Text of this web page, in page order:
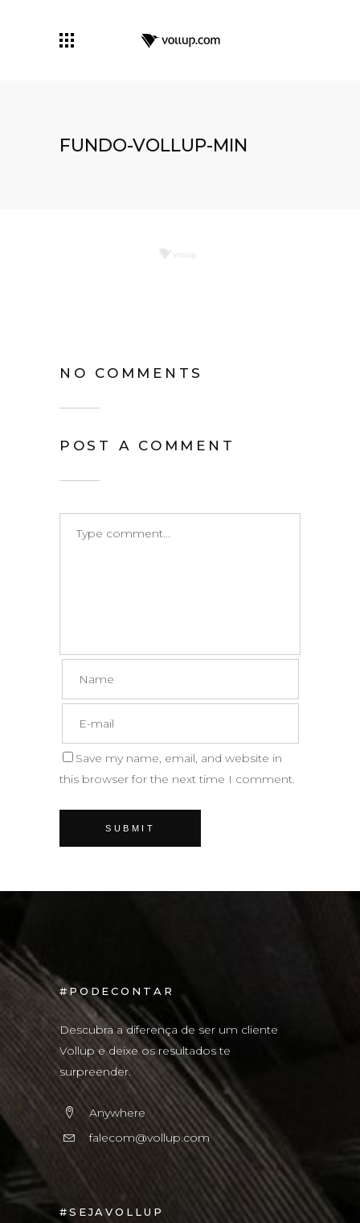
FUNDO-VOLLUP-MIN
NO COMMENTS
POST A COMMENT
Save my name, email, and website in
this browser for the next time I comment.
#PODECONTAR
Descubra a diferença de ser um cliente
Vollup e deixe os resultados te
surpreender.
Anywhere
falecom@vollup.com
#SEJAVOLLUP